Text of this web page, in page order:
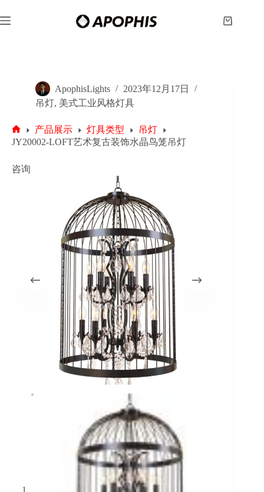
至
购
ApophisLights
2023年12月17日
吊灯, 美式工业风格灯具
首
产品展示 灯具类型
吊灯
JY20002-LOFT艺术复古装饰水晶鸟笼吊灯
咨询